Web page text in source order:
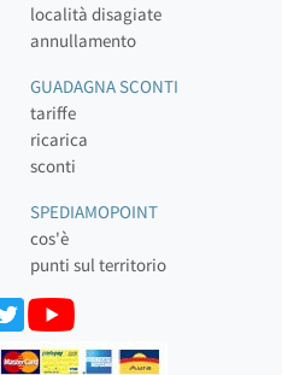
località disagiate
annullamento
GUADAGNA SCONTI
tariffe
ricarica
sconti
SPEDIAMOPOINT
cos'è
punti sul territorio